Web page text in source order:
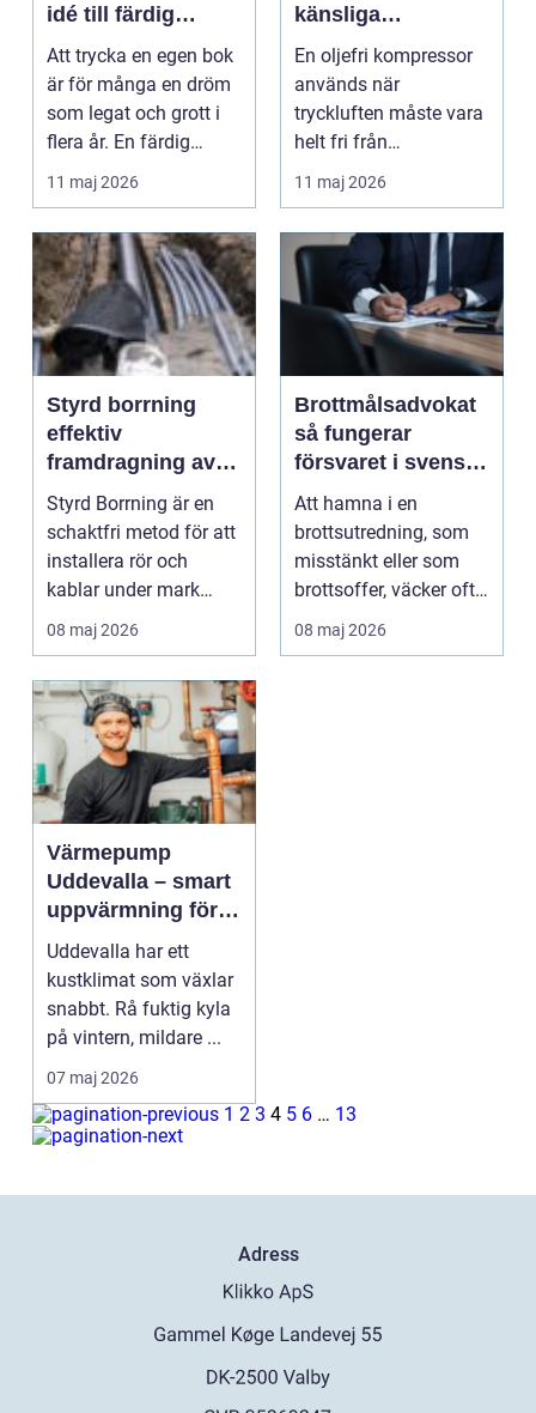
idé till färdig
volym
Att trycka en egen bok
är för många en dröm
som legat och grott i
flera år. En färdig
roman i handen...
11 maj 2026
känsliga
applikationer
En oljefri kompressor
används när
tryckluften måste vara
helt fri från
oljepartiklar, till
exempel i...
11 maj 2026
Styrd borrning
effektiv
framdragning av
ledningar utan
schakt
Styrd Borrning är en
schaktfri metod för att
installera rör och
kablar under mark
utan att gräva upp...
08 maj 2026
Brottmålsadvokat
så fungerar
försvaret i svenska
brottmål
Att hamna i en
brottsutredning, som
misstänkt eller som
brottsoffer, väcker ofta
stark oro. Frågor o...
08 maj 2026
Värmepump
Uddevalla – smart
uppvärmning för
kustklimatet
Uddevalla har ett
kustklimat som växlar
snabbt. Rå fuktig kyla
på vintern, mildare ...
07 maj 2026
1 2 3 4 5 6 … 13
Adress